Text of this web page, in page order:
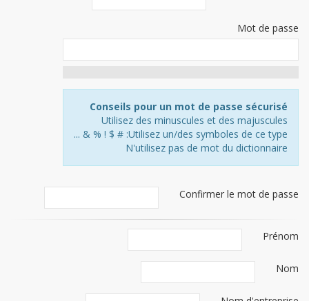
Mot de passe
Conseils pour un mot de passe sécurisé
Utilisez des minuscules et des majuscules
Utilisez un/des symboles de ce type: # $ ! % & ...
N'utilisez pas de mot du dictionnaire
Confirmer le mot de passe
Prénom
Nom